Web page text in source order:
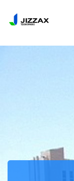
YANGILIKLAR